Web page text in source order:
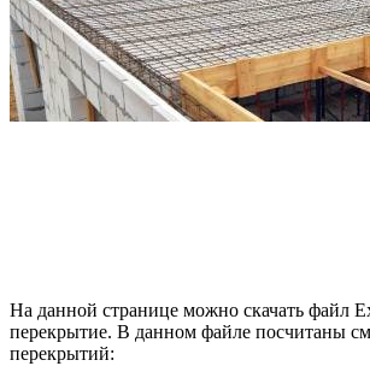
На данной странице можно скачать файл
перекрытие. В данном файле посчитаны
перекрытий: